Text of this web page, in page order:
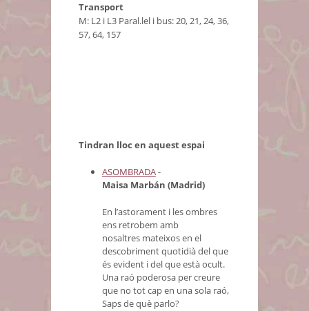
Transport
M: L2 i L3 Paral.lel i bus: 20, 21, 24, 36,
57, 64, 157
Tindran lloc en aquest espai
ASOMBRADA-
Maisa Marbán (Madrid)
En l’astorament i les ombres
ens retrobem amb
nosaltres mateixos en el
descobriment quotidià del que
és evident i del que està ocult.
Una raó poderosa per creure
que no tot cap en una sola raó,
Saps de què parlo?